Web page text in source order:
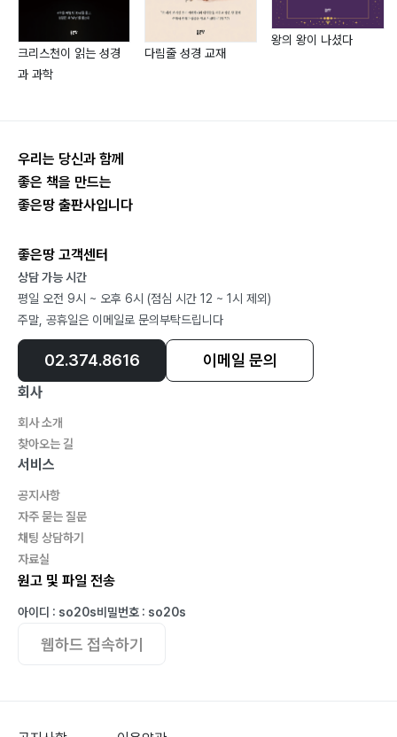
7) 하나님께서 내 안에서 일하시고 내가 하나님의 뜻을 따
라 일함으로써_ 085
8) ?예수님께서 빌립에게 말씀하시기를
“아버지께서 내 안에 계셔 그의 일을 하는 것이라.” _
죄인이 번제물의 머리에 손을 얹어 죄를 전가하다_ 097
그러면 누가 내 이웃입니까?_ 115
1. 예수님께서는 누가 내 이웃이라고 말씀하고 있는가? _
119
1) 예수님의 예화_ 119
2) 강도 만난 사람의 이웃이 되어 준 사람_ 120
3) 많은 성경학자들의 해석은_ 120
보아야_ 121
5) 그릇된 유대인들의 악한 행위의 결과_ 123
2. 진실로 누가 우리의 이웃일까요? _ 127
1) 이스라엘 민족 자체가 그리스도의 상징이기 때문_ 129
2) 이와 같은 거짓 증거들의 현혹되지 않으려면_ 130
3) 성경 어디에 그런 말씀이 기록되어 있는지 잘 찾아보
4) 모세의 법 중에서 가장 큰 계명이 어느 계명입니까?_
6) 자신의 이웃을 자신의 몸처럼 사랑하는 사람에 대하여
크리스천이 읽는 성경
과 과학
다림줄 성경 교재
왕의 왕이 나셨다
우리는 당신과 함께
좋은 책을 만드는
좋은땅 출판사입니다
좋은땅 고객센터
상담 가능 시간
평일 오전 9시 ~ 오후 6시 (점심 시간 12 ~ 1시 제외)
주말, 공휴일은 이메일로 문의부탁드립니다
02.374.8616 이메일 문의
회사
회사 소개
찾아오는 길
서비스
공지사항
자주 묻는 질문
채팅 상담하기
자료실
원고 및 파일 전송
아이디 : so20s비밀번호 : so20s
웹하드 접속하기